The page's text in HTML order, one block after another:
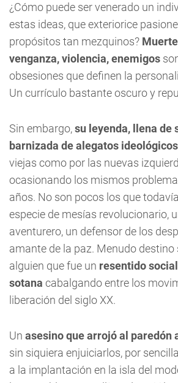
¿Cómo puede ser venerado un
estas ideas, que exteriorice
propósitos tan mezquinos?
venganza, violencia, enemigos
obsesiones que definen la
Un currículo bastante oscuro y
Sin embargo,su leyenda, llena de
barnizada de alegatos ideológicos
viejas como por las nuevas
ocasionando los mismos
años. No son pocos los que
especie de mesías revolucionario,
aventurero, un defensor de los
amante de la paz. Menudo
alguien que fue un resentido social
sotana cabalgando entre los
liberación del siglo XX.
Un asesino que arrojó al paredón
sin siquiera enjuiciarlos, por
a la implantación en la isla del